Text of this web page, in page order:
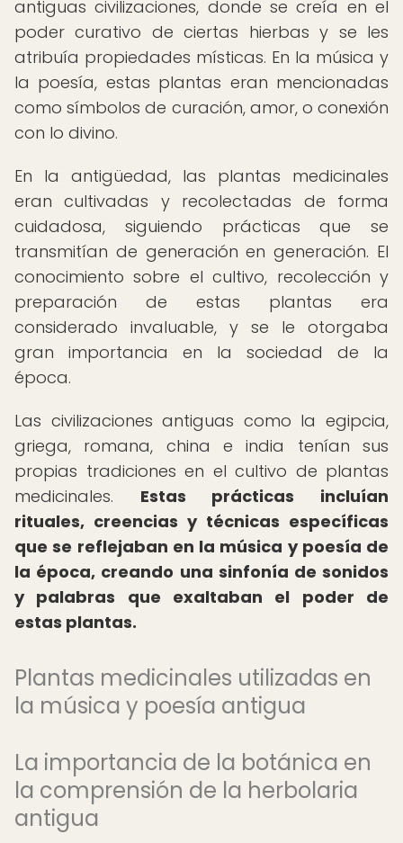
antiguas civilizaciones, donde se creía en el
poder curativo de ciertas hierbas y se les
atribuía propiedades místicas. En la música y
la poesía, estas plantas eran mencionadas
como símbolos de curación, amor, o conexión
con lo divino.
En la antigüedad, las plantas medicinales
eran cultivadas y recolectadas de forma
cuidadosa, siguiendo prácticas que se
transmitían de generación en generación. El
conocimiento sobre el cultivo, recolección y
preparación de estas plantas era
considerado invaluable, y se le otorgaba
gran importancia en la sociedad de la
época.
Las civilizaciones antiguas como la egipcia,
griega, romana, china e india tenían sus
propias tradiciones en el cultivo de plantas
medicinales. Estas prácticas incluían
rituales, creencias y técnicas específicas
que se reflejaban en la música y poesía de
la época, creando una sinfonía de sonidos
y palabras que exaltaban el poder de
estas plantas.
Plantas medicinales utilizadas en
la música y poesía antigua
La importancia de la botánica en
la comprensión de la herbolaria
antigua